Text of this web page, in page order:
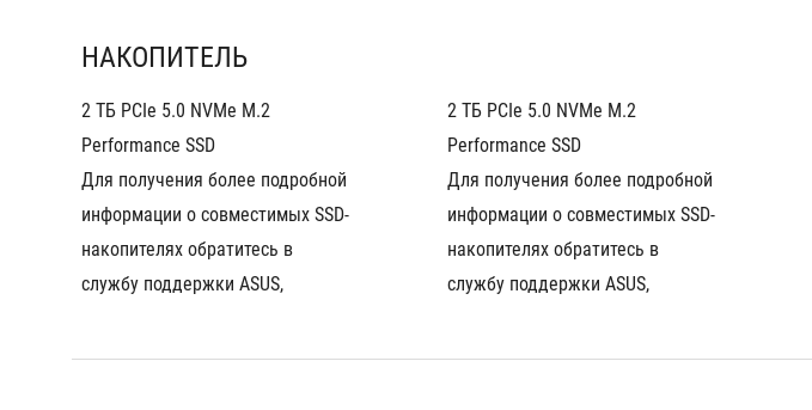
НАКОПИТЕЛЬ
2 ТБ PCIe 5.0 NVMe M.2
Performance SSD
Для получения более подробной
информации о совместимых SSD-
накопителях обратитесь в
службу поддержки ASUS,
2 ТБ PCIe 5.0 NVMe M.2
Performance SSD
Для получения более подробной
информации о совместимых SSD-
накопителях обратитесь в
службу поддержки ASUS,